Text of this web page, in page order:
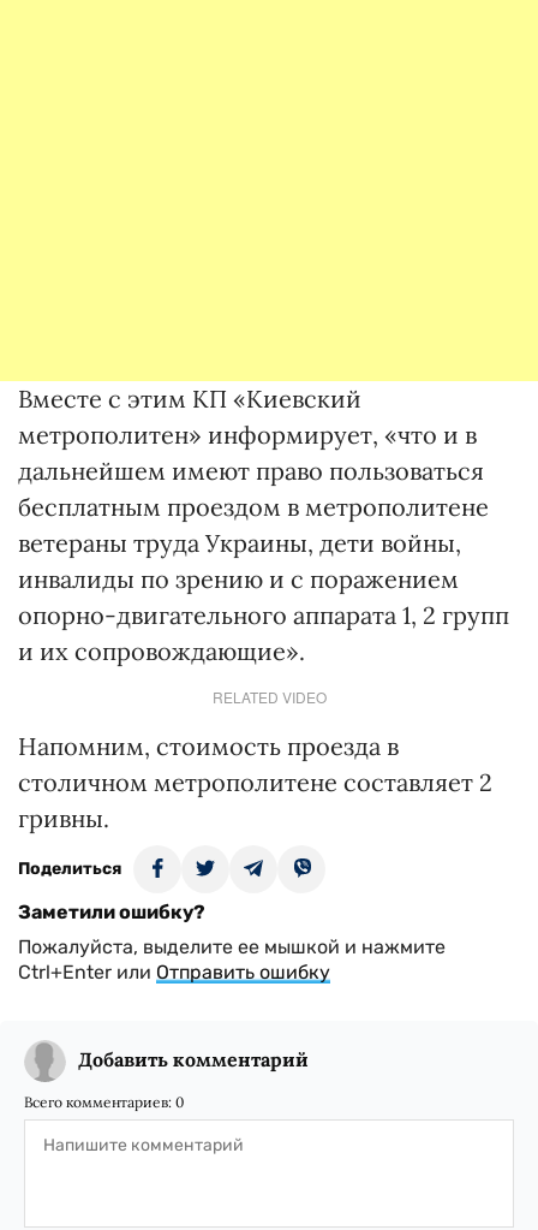
Вместе с этим КП «Киевский
метрополитен» информирует, «что и в
дальнейшем имеют право пользоваться
бесплатным проездом в метрополитене
ветераны труда Украины, дети войны,
инвалиды по зрению и с поражением
опорно-двигательного аппарата 1, 2 групп
и их сопровождающие».
RELATED VIDEO
Напомним, стоимость проезда в
столичном метрополитене составляет 2
гривны.
Поделиться
Заметили ошибку?
Пожалуйста, выделите ее мышкой и нажмите
Ctrl+Enter или Отправить ошибку
Добавить комментарий
Всего комментариев: 0